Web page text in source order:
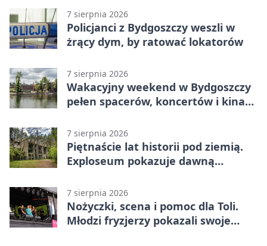
7 sierpnia 2026
Policjanci z Bydgoszczy weszli w
żrący dym, by ratować lokatorów
7 sierpnia 2026
Wakacyjny weekend w Bydgoszczy
pełen spacerów, koncertów i kina
7 sierpnia 2026
Piętnaście lat historii pod ziemią.
Exploseum pokazuje dawną
7 sierpnia 2026
Nożyczki, scena i pomoc dla Toli.
Młodzi fryzjerzy pokazali swoje